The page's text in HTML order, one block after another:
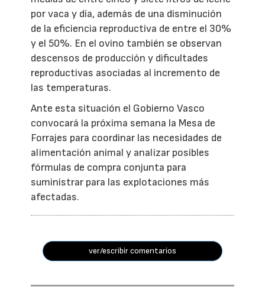
por vaca y día, además de una disminución
de la eficiencia reproductiva de entre el 30%
y el 50%. En el ovino también se observan
descensos de producción y dificultades
reproductivas asociadas al incremento de
las temperaturas.
Ante esta situación el Gobierno Vasco
convocará la próxima semana la Mesa de
Forrajes para coordinar las necesidades de
alimentación animal y analizar posibles
fórmulas de compra conjunta para
suministrar para las explotaciones más
afectadas.
ver/escribir comentarios